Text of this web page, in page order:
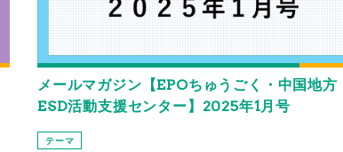
メールマガジン【EPOちゅうごく・中国地方
ESD活動支援センター】2025年1月号
テーマ